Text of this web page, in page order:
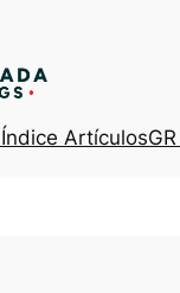
Índice Artículos